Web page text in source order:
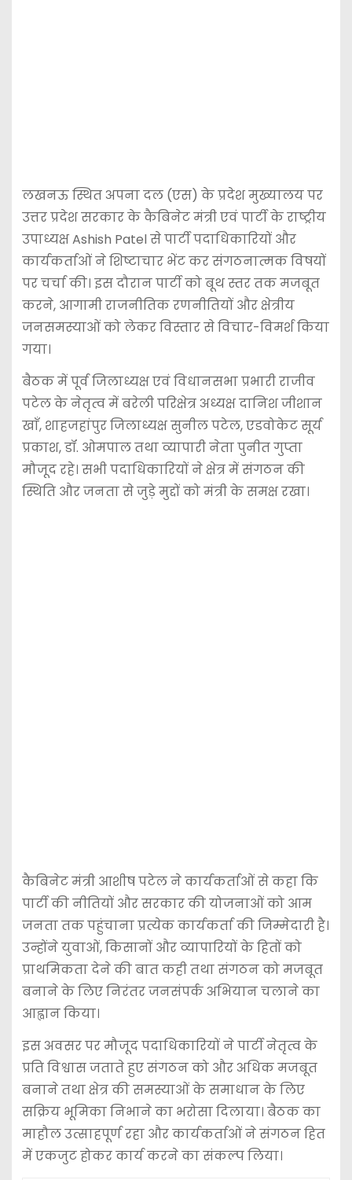
लखनऊ स्थित अपना दल (एस) के प्रदेश मुख्यालय पर
उत्तर प्रदेश सरकार के कैबिनेट मंत्री एवं पार्टी के राष्ट्रीय
उपाध्यक्ष Ashish Patel से पार्टी पदाधिकारियों और
कार्यकर्ताओं ने शिष्टाचार भेंट कर संगठनात्मक विषयों
पर चर्चा की। इस दौरान पार्टी को बूथ स्तर तक मजबूत
करने, आगामी राजनीतिक रणनीतियों और क्षेत्रीय
जनसमस्याओं को लेकर विस्तार से विचार-विमर्श किया
गया।
बैठक में पूर्व जिलाध्यक्ष एवं विधानसभा प्रभारी राजीव
पटेल के नेतृत्व में बरेली परिक्षेत्र अध्यक्ष दानिश जीशान
खाँ, शाहजहांपुर जिलाध्यक्ष सुनील पटेल, एडवोकेट सूर्य
प्रकाश, डॉ. ओमपाल तथा व्यापारी नेता पुनीत गुप्ता
मौजूद रहे। सभी पदाधिकारियों ने क्षेत्र में संगठन की
स्थिति और जनता से जुड़े मुद्दों को मंत्री के समक्ष रखा।
कैबिनेट मंत्री आशीष पटेल ने कार्यकर्ताओं से कहा कि
पार्टी की नीतियों और सरकार की योजनाओं को आम
जनता तक पहुंचाना प्रत्येक कार्यकर्ता की जिम्मेदारी है।
उन्होंने युवाओं, किसानों और व्यापारियों के हितों को
प्राथमिकता देने की बात कही तथा संगठन को मजबूत
बनाने के लिए निरंतर जनसंपर्क अभियान चलाने का
आह्वान किया।
इस अवसर पर मौजूद पदाधिकारियों ने पार्टी नेतृत्व के
प्रति विश्वास जताते हुए संगठन को और अधिक मजबूत
बनाने तथा क्षेत्र की समस्याओं के समाधान के लिए
सक्रिय भूमिका निभाने का भरोसा दिलाया। बैठक का
माहौल उत्साहपूर्ण रहा और कार्यकर्ताओं ने संगठन हित
में एकजुट होकर कार्य करने का संकल्प लिया।